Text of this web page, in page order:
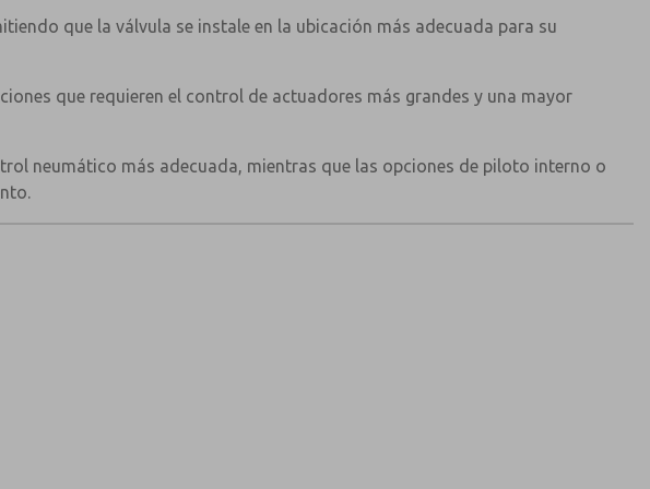
que la válvula se instale en la ubicación más adecuada para su
que requieren el control de actuadores más grandes y una mayor
neumático más adecuada, mientras que las opciones de piloto interno o